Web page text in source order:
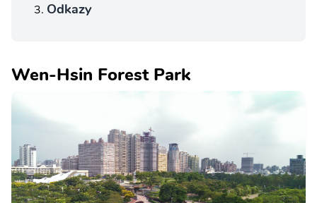
Odkazy
Wen-Hsin Forest Park